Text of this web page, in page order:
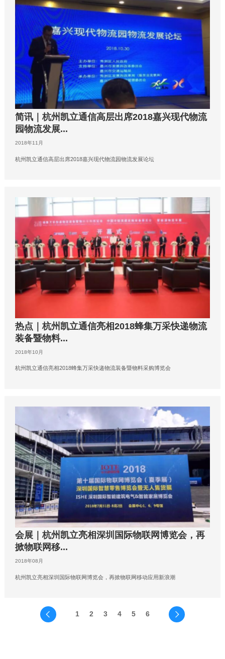
简讯｜杭州凯立通信高层出席2018嘉兴现代物流
园物流发展...
2018年11月
杭州凯立通信高层出席2018嘉兴现代物流园物流发展论坛
热点｜杭州凯立通信亮相2018蜂集万采快递物流
装备暨物料...
2018年10月
杭州凯立通信亮相2018蜂集万采快递物流装备暨物料采购博览会
会展｜杭州凯立亮相深圳国际物联网博览会，再
掀物联网移...
2018年08月
杭州凯立亮相深圳国际物联网博览会，再掀物联网移动应用新浪潮
1 2 3 4 5 6